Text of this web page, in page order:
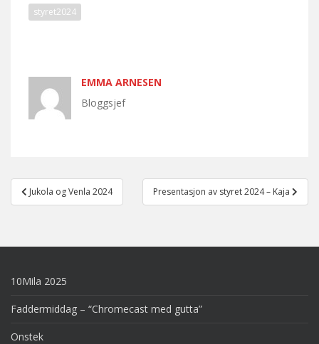
styret2024
EMMA ARNESEN
Bloggsjef
Post
navigation
Jukola og Venla 2024 Presentasjon av styret 2024 – Kaja
10Mila 2025
Faddermiddag – “Chromecast med gutta”
Onstek